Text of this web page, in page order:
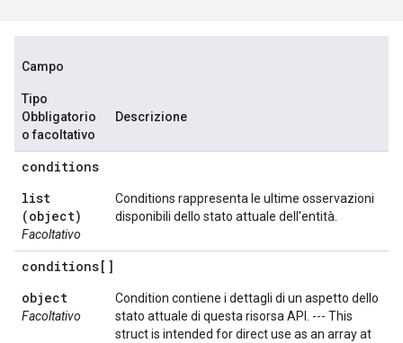
Campo
Tipo
Obbligatorio
o facoltativo
Descrizione
conditions
list
(object)
Facoltativo
Conditions rappresenta le ultime osservazioni
disponibili dello stato attuale dell'entità.
conditions[]
object
Facoltativo
Condition contiene i dettagli di un aspetto dello
stato attuale di questa risorsa API. --- This
struct is intended for direct use as an array at